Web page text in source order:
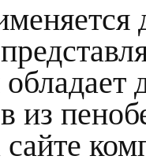
из
сайте